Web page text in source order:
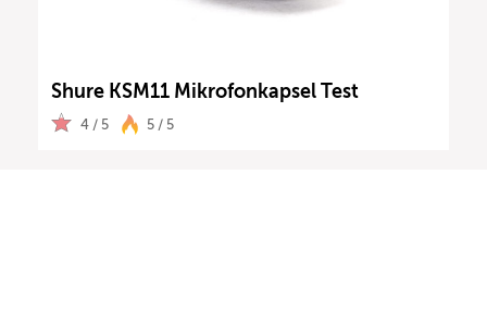
Shure KSM11 Mikrofonkapsel Test
4 / 5 5 / 5